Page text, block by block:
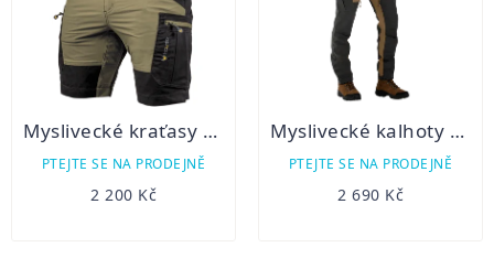
Myslivecké kraťasy Vännäs khaki
PTEJTE SE NA PRODEJNĚ
2 200 Kč
Myslivecké kalhoty Funäs Friluftsbyxa forest green
PTEJTE SE NA PRODEJNĚ
2 690 Kč